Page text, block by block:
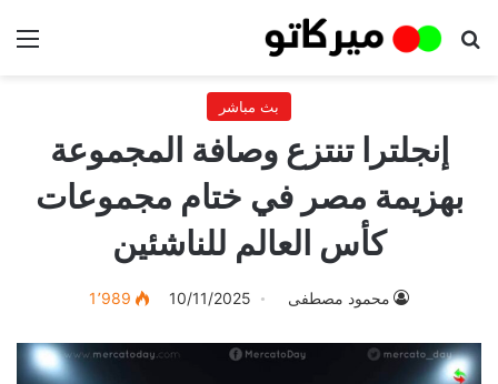
بحث عن
بث مباشر
إنجلترا تنتزع وصافة المجموعة
بهزيمة مصر في ختام مجموعات
كأس العالم للناشئين
محمود مصطفى 10/11/2025 1٬989